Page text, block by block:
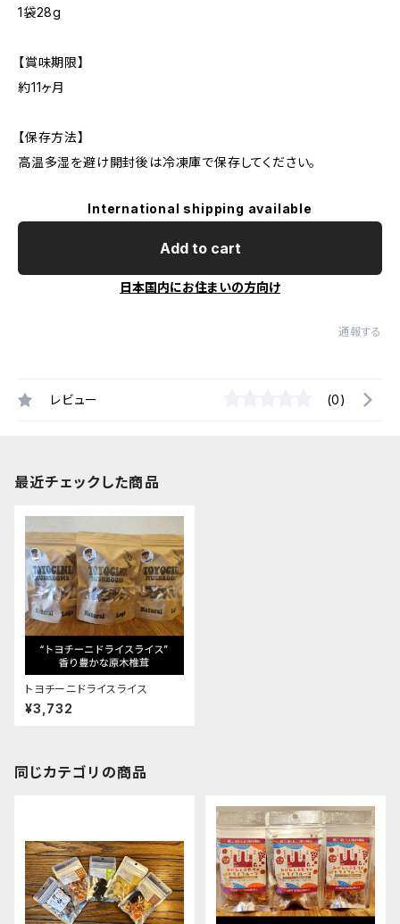
1袋28g
【賞味期限】
約11ヶ月
【保存方法】
高温多湿を避け開封後は冷凍庫で保存してください。
International shipping available
Add to cart
日本国内にお住まいの方向け
通報する
レビュー (0)
最近チェックした商品
トヨチーニドライスライス
¥3,732
同じカテゴリの商品